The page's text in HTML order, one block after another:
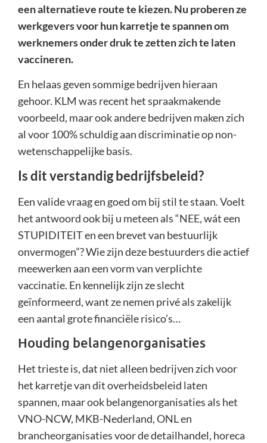
een alternatieve route te kiezen. Nu proberen ze
werkgevers voor hun karretje te spannen om
werknemers onder druk te zetten zich te laten
vaccineren.
En helaas geven sommige bedrijven hieraan
gehoor. KLM was recent het spraakmakende
voorbeeld, maar ook andere bedrijven maken zich
al voor 100% schuldig aan discriminatie op non-
wetenschappelijke basis.
Is dit verstandig bedrijfsbeleid?
Een valide vraag en goed om bij stil te staan. Voelt
het antwoord ook bij u meteen als “NEE, wát een
STUPIDITEIT en een brevet van bestuurlijk
onvermogen”? Wie zijn deze bestuurders die actief
meewerken aan een vorm van verplichte
vaccinatie. En kennelijk zijn ze slecht
geïnformeerd, want ze nemen privé als zakelijk
een aantal grote financiële risico’s…
Houding belangenorganisaties
Het trieste is, dat niet alleen bedrijven zich voor
het karretje van dit overheidsbeleid laten
spannen, maar ook belangenorganisaties als het
VNO-NCW, MKB-Nederland, ONL en
brancheorganisaties voor de detailhandel, horeca